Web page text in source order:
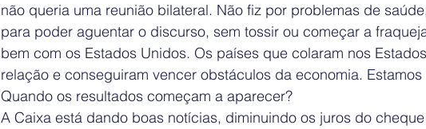
não queria uma reunião bilateral. Não fiz por problemas de
para poder aguentar o discurso, sem tossir ou começar a
bem com os Estados Unidos. Os países que colaram nos
relação e conseguiram vencer obstáculos da economia.
Quando os resultados começam a aparecer?
A Caixa está dando boas notícias, diminuindo os juros do